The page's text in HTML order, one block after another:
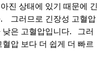
진 상태에 있기 때문에 긴
그러므로 긴장성 고혈압
낮은 고혈압입니다. 그러
압 보다 더 쉽게 더 빠르